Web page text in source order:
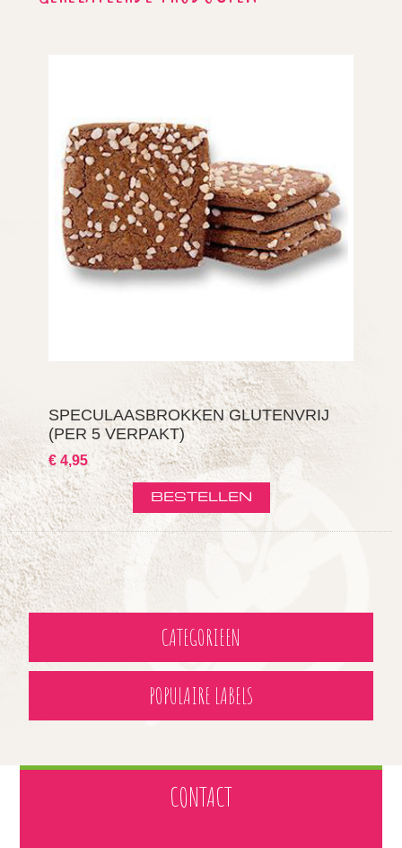
SPECULAASBROKKEN GLUTENVRIJ
(PER 5 VERPAKT)
€ 4,95
CATEGORIEEN
POPULAIRE LABELS
CONTACT